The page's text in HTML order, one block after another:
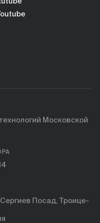
Московской
Сергиев Посад, Троице-